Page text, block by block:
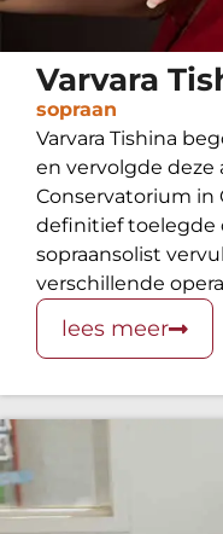
Varvara
sopraan
Varvara Tishina
en vervolgde deze
Conservatorium in
definitief toelegde
sopraansolist
verschillende
lees meer